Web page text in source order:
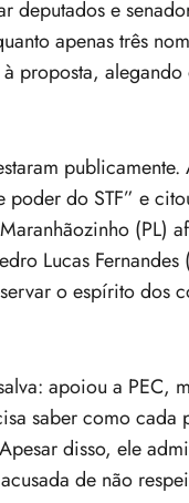
deputados e
apenas três
proposta,
do STF” e
(PL)
Lucas
o espírito dos
apoiou a PEC,
saber como cada
disso, ele
de não